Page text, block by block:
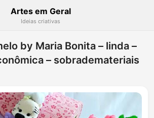
Artes em Geral
Ideias criativas
by Maria Bonita – linda –
– sobrademateriais